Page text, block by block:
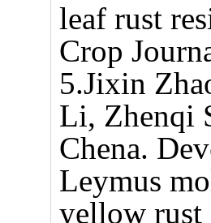
leaf rust
Crop
5.Jixin
Li, Zhenqi
Chena.
Leymus
yellow rust